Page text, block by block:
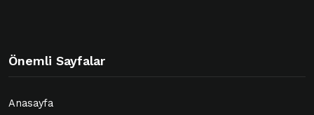
Önemli Sayfalar
Anasayfa